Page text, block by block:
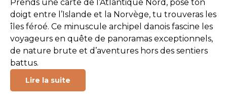
Prends une carte de l’Atlantique Nord, pose ton
doigt entre l’Islande et la Norvège, tu trouveras les
îles féroé. Ce minuscule archipel danois fascine les
voyageurs en quête de panoramas exceptionnels,
de nature brute et d’aventures hors des sentiers
battus.
Lire la suite